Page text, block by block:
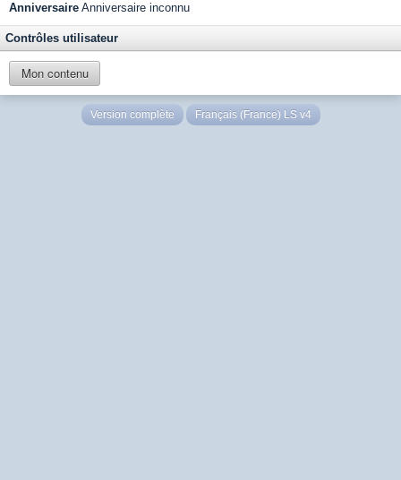
Anniversaire Anniversaire inconnu
Contrôles utilisateur
Mon contenu
Version complète Français (France) LS v4